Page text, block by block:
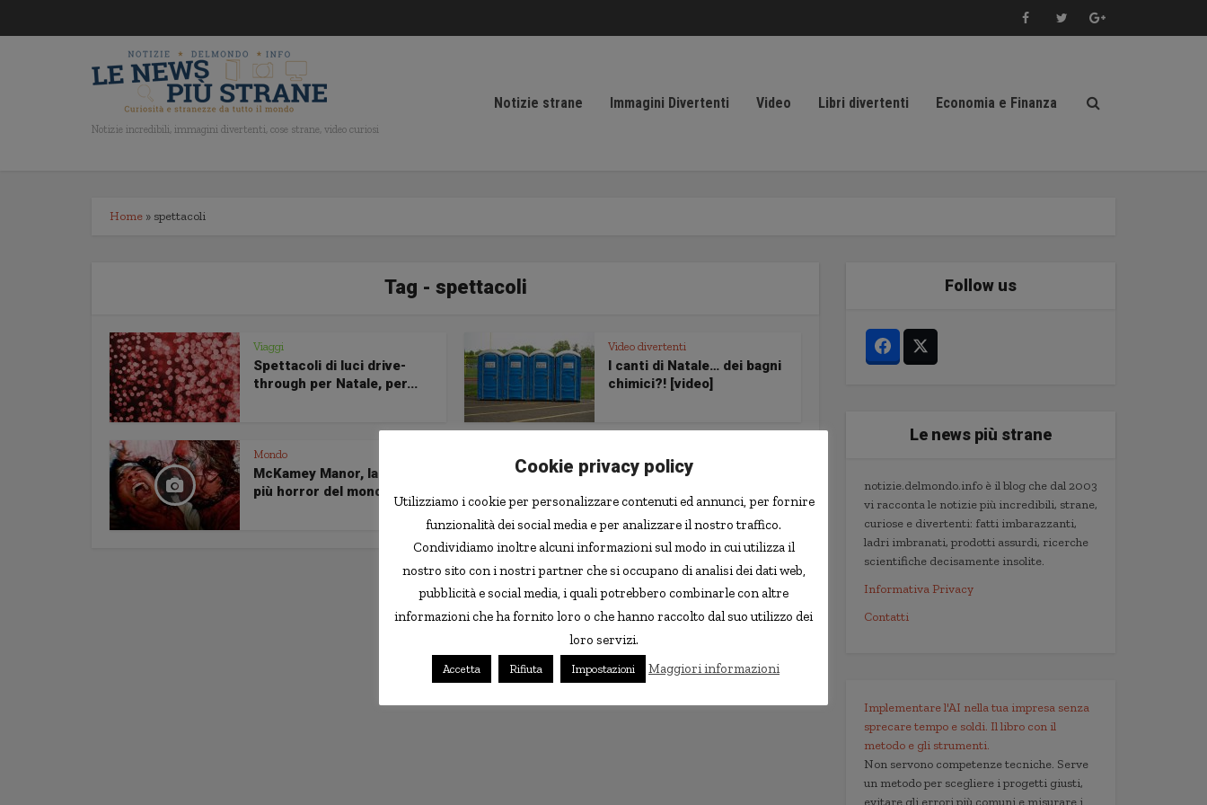
Notizie incredibili, immagini divertenti, cose strane, video curiosi
Notizie strane Immagini Divertenti Video Libri divertenti Economia e Finanza
Home » spettacoli
Tag - spettacoli
Viaggi
Spettacoli di luci drive-
through per Natale, per...
Video divertenti
I canti di Natale… dei bagni
chimici?! [video]
Mondo
McKamey Manor, la vacanza
più horror del mondo
Un cane ipnotizzatore?
Follow us
Le news più strane
notizie.delmondo.info è il blog che dal 2003
vi racconta le notizie più incredibili, strane,
curiose e divertenti: fatti imbarazzanti,
ladri imbranati, prodotti assurdi, ricerche
scientifiche decisamente insolite.
Informativa Privacy
Contatti
Implementare l'AI nella tua impresa senza
sprecare tempo e soldi. Il libro con il
metodo e gli strumenti.
Non servono competenze tecniche. Serve
un metodo per scegliere i progetti giusti,
evitare gli errori più comuni e misurare i
Cookie privacy policy
Utilizziamo i cookie per personalizzare contenuti ed annunci, per fornire
funzionalità dei social media e per analizzare il nostro traffico.
Condividiamo inoltre alcuni informazioni sul modo in cui utilizza il
nostro sito con i nostri partner che si occupano di analisi dei dati web,
pubblicità e social media, i quali potrebbero combinarle con altre
informazioni che ha fornito loro o che hanno raccolto dal suo utilizzo dei
loro servizi.
Accetta Rifiuta Impostazioni Maggiori informazioni